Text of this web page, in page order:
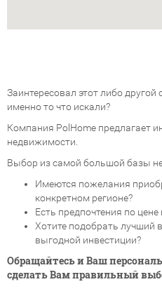
Заинтересовал этот либо
именно то что искали?
Компания PolHome предлагает
недвижимости.
Выбор из самой большой базы
Имеются пожелания
конкретном регионе?
Есть предпочтения по
Хотите подобрать лучший
выгодной инвестиции?
Обращайтесь и Ваш
сделать Вам правильный